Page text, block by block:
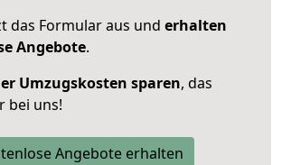
das Formular aus und erhalten
Angebote.
Umzugskosten sparen, das
bei uns!
Angebote erhalten